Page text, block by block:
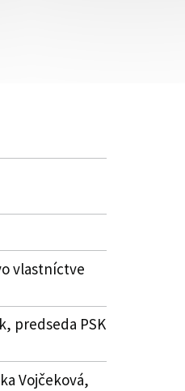
vlastníctve
predseda PSK
Vojčeková,